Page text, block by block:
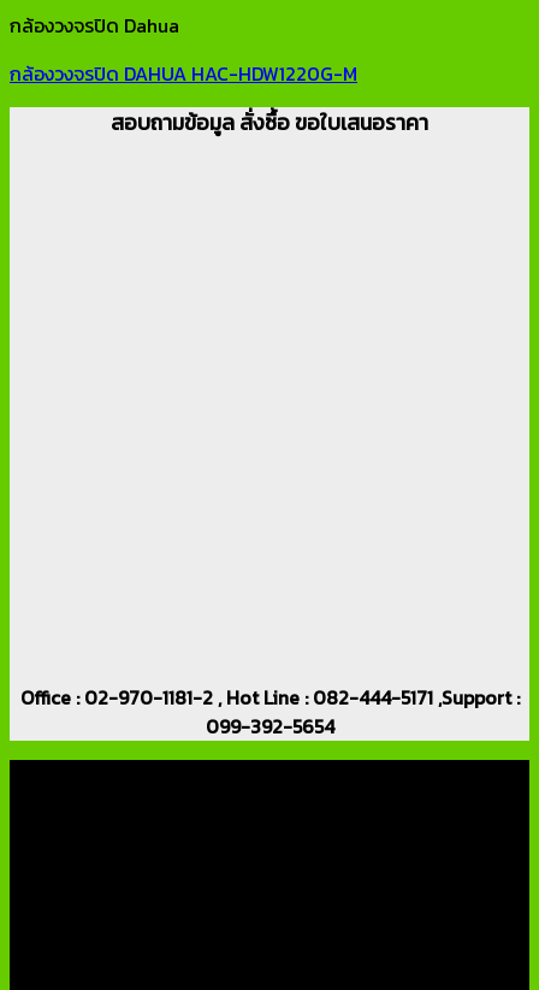
กล้องวงจรปิด Dahua
กล้องวงจรปิด DAHUA HAC-HDW1220G-M
สอบถามข้อมูล สั่งซื้อ ขอใบเสนอราคา
Office : 02-970-1181-2 , Hot Line : 082-444-5171 ,Support :
099-392-5654